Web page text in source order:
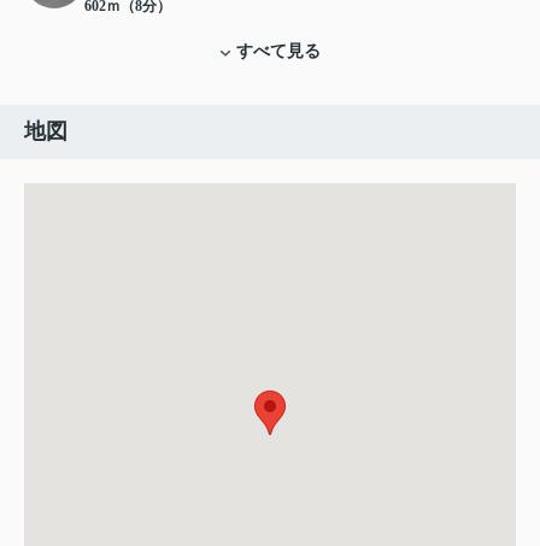
602ｍ（8分）
すべて見る
地図